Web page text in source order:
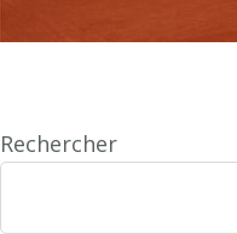
Rechercher